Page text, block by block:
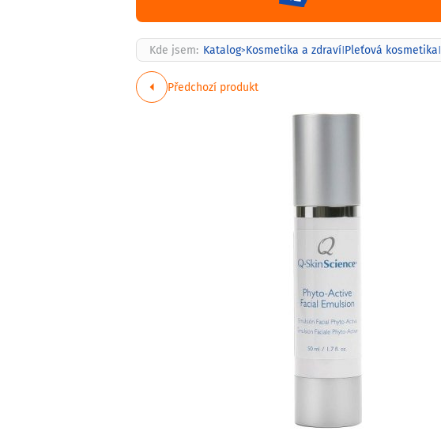
Kde jsem: Katalog>Kosmetika a zdraví|Pleťová kosmetika|
Předchozí produkt